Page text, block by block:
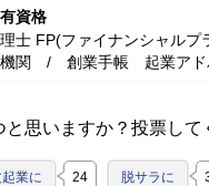
資格
士 FP(ファイナンシャルプ
関 / 創業手帳 起業アド
思いますか？投票して
業に 24 脱サラに